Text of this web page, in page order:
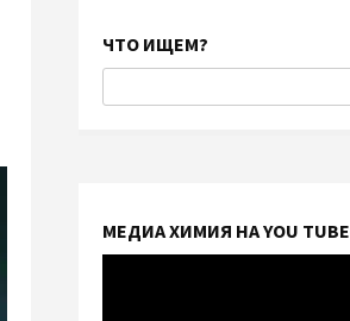
ЧТО ИЩЕМ?
МЕДИА ХИМИЯ НА YOU TUBE